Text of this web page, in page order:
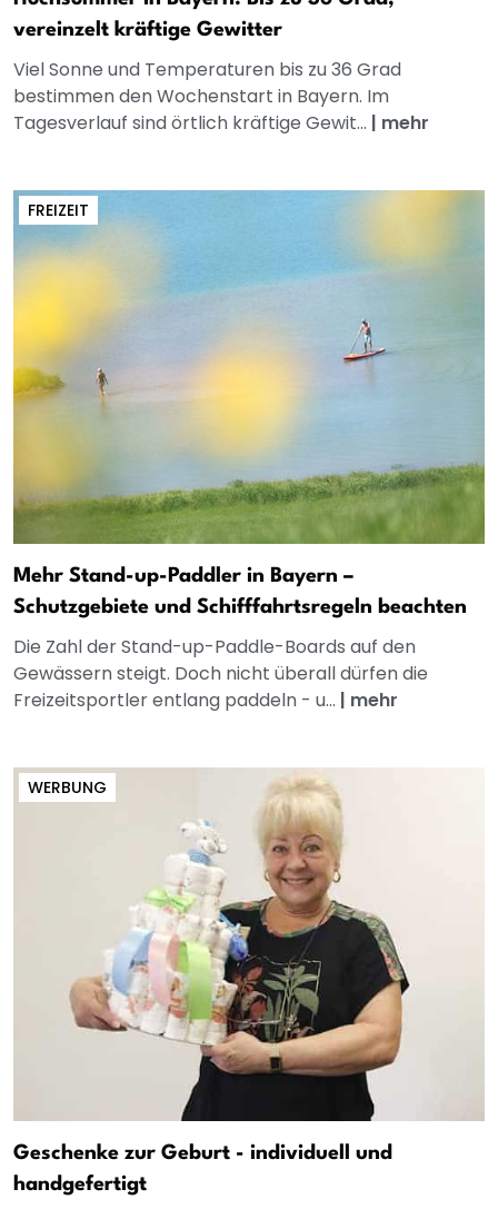
vereinzelt kräftige Gewitter
Viel Sonne und Temperaturen bis zu 36 Grad
bestimmen den Wochenstart in Bayern. Im
Tagesverlauf sind örtlich kräftige Gewit... | mehr
FREIZEIT
Mehr Stand-up-Paddler in Bayern –
Schutzgebiete und Schifffahrtsregeln beachten
Die Zahl der Stand-up-Paddle-Boards auf den
Gewässern steigt. Doch nicht überall dürfen die
Freizeitsportler entlang paddeln - u... | mehr
WERBUNG
Geschenke zur Geburt - individuell und
handgefertigt